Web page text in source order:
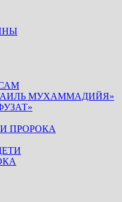
МУХАММАДИЙЯ»
ПРОРОКА